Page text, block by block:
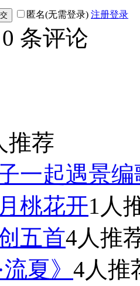
匿名(无需登录) 注册登录
0 条评论
推荐
一起遇景编
桃花开1人
五首4人推
夏》 4人推